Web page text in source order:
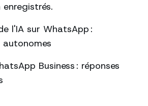
l'IA sur WhatsApp :
Business : réponses